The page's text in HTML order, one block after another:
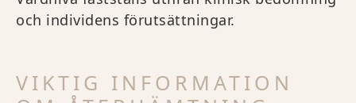
och individens förutsättningar.
VIKTIG INFORMATION